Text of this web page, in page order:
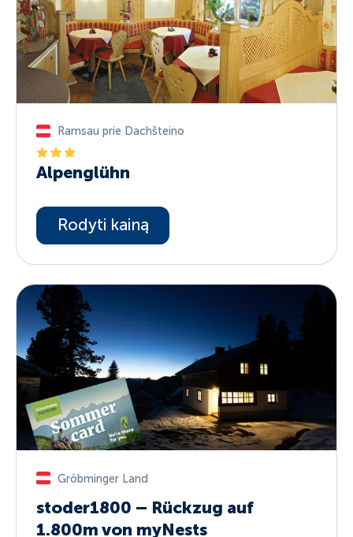
Ramsau prie Dachšteino
Alpenglühn
Rodyti kainą
Gröbminger Land
stoder1800 – Rückzug auf
1.800m von myNests